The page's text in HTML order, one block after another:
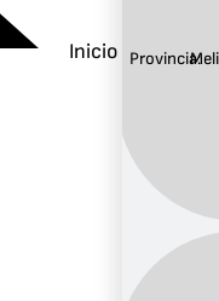
Inicio Provincia: